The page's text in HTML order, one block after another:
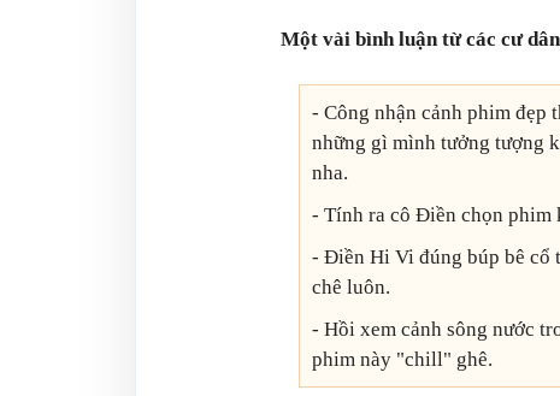
Một vài bình luận từ các cư
- Công nhận cảnh phim đẹp
những gì mình tưởng tượng
nha.
- Tính ra cô Điền chọn phim
- Điền Hi Vi đúng búp bê cổ
chê luôn.
- Hồi xem cảnh sông nước
phim này "chill" ghê.